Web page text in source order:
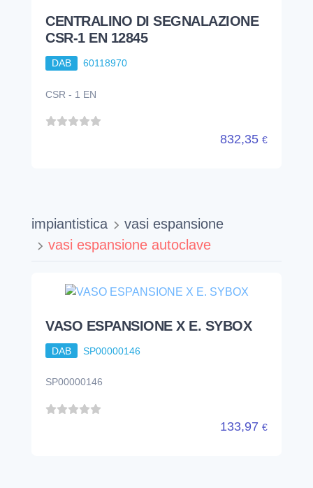
DAB 60118970
CSR - 1 EN
832,35
impiantistica